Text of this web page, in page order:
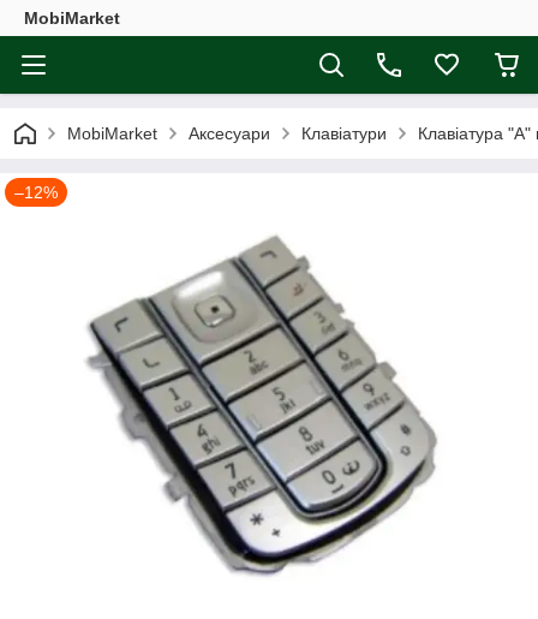
MobiMarket
MobiMarket Аксесуари Клавіатури Клавіатура "A"
–12%